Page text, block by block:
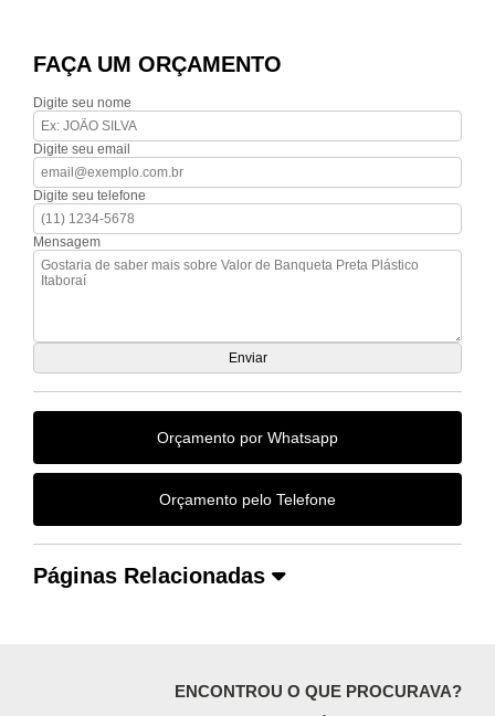
FAÇA UM ORÇAMENTO
Digite seu nome
Digite seu email
Digite seu telefone
Mensagem
Orçamento por Whatsapp
Orçamento pelo Telefone
Páginas Relacionadas
ENCONTROU O QUE PROCURAVA?